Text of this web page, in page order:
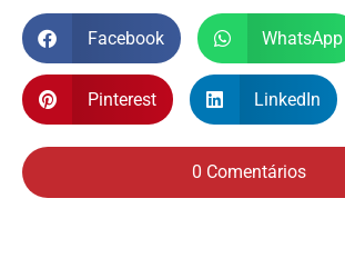
Facebook WhatsApp
Pinterest LinkedIn
0 Comentários